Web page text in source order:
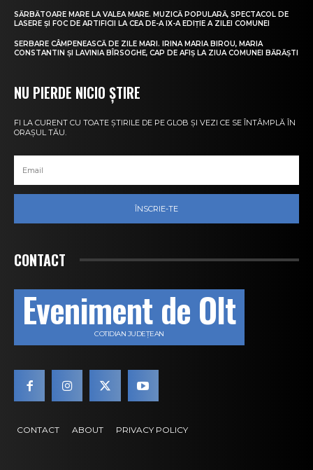
SĂRBĂTOARE MARE LA VALEA MARE. MUZICĂ POPULARĂ, SPECTACOL DE
LASERE ȘI FOC DE ARTIFICII LA CEA DE-A IX-A EDIȚIE A ZILEI COMUNEI
SERBARE CÂMPENEASCĂ DE ZILE MARI. IRINA MARIA BIROU, MARIA
CONSTANTIN ȘI LAVINIA BÎRSOGHE, CAP DE AFIȘ LA ZIUA COMUNEI BĂRĂȘTI
NU PIERDE NICIO ȘTIRE
FI LA CURENT CU TOATE ȘTIRILE DE PE GLOB ȘI VEZI CE SE ÎNTÂMPLĂ ÎN
ORAȘUL TĂU.
ÎNSCRIE-TE
CONTACT
Eveniment de Olt
COTIDIAN JUDEȚEAN
CONTACT ABOUT PRIVACY POLICY